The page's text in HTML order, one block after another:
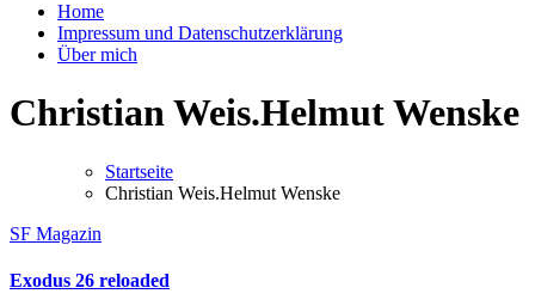
Home
Impressum und Datenschutzerklärung
Über mich
Christian Weis.Helmut Wenske
Startseite
Christian Weis.Helmut Wenske
SF Magazin
Exodus 26 reloaded